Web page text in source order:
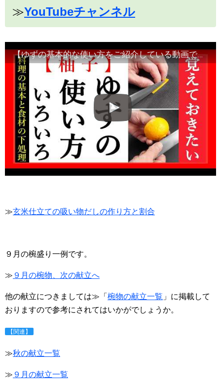
≫YouTubeチャンネル
【ゆずの基本的な使い方をご紹介している動画です】食材の切り方、使い方など！Japanese food・decorative cut
≫玄米仕立ての吸い物だしの作り方と割合
９月の椀盛り一例です。
≫ ９月の椀物、次の献立へ
他の献立につきましては≫「 椀物の献立一覧 」に掲載して
おりますので参考にされてはいかがでしょうか。
【関連】
≫秋の献立一覧
≫ ９月の献立一覧